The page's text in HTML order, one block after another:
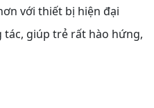
với thiết bị hiện đại
tác, giúp trẻ rất hào hứng,